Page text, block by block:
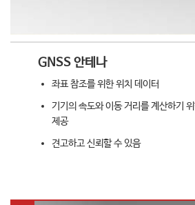
GNSS 안테나
좌표 참조를 위한 위치 데이터
기기의 속도와 이동 거리를 계산하기
제공
견고하고 신뢰할 수 있음